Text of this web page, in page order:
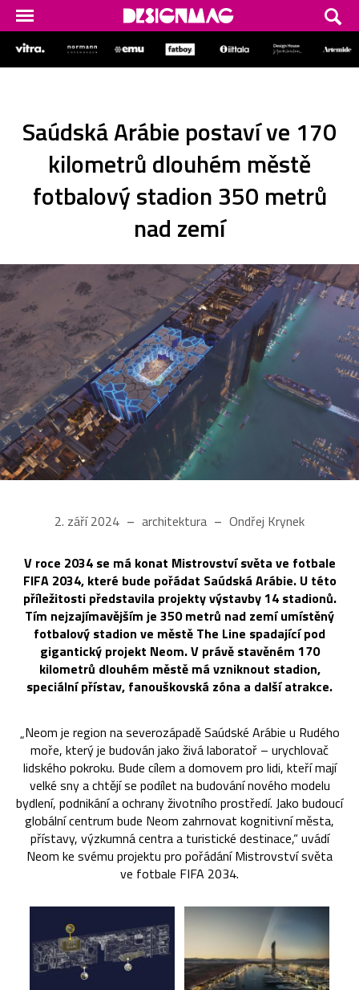
Saúdská Arábie postaví ve 170
kilometrů dlouhém městě
fotbalový stadion 350 metrů
nad zemí
2. září 2024 architektura Ondřej Krynek
V roce 2034 se má konat Mistrovství světa ve fotbale
FIFA 2034, které bude pořádat Saúdská Arábie. U této
příležitosti představila projekty výstavby 14 stadionů.
Tím nejzajímavějším je 350 metrů nad zemí umístěný
fotbalový stadion ve městě The Line spadající pod
gigantický projekt Neom. V právě stavěném 170
kilometrů dlouhém městě má vzniknout stadion,
speciální přístav, fanouškovská zóna a další atrakce.
„Neom je region na severozápadě Saúdské Arábie u Rudého
moře, který je budován jako živá laboratoř – urychlovač
lidského pokroku. Bude cílem a domovem pro lidi, kteří mají
velké sny a chtějí se podílet na budování nového modelu
bydlení, podnikání a ochrany životního prostředí. Jako budoucí
globální centrum bude Neom zahrnovat kognitivní města,
přístavy, výzkumná centra a turistické destinace,“ uvádí
Neom ke svému projektu pro pořádání Mistrovství světa
ve fotbale FIFA 2034.